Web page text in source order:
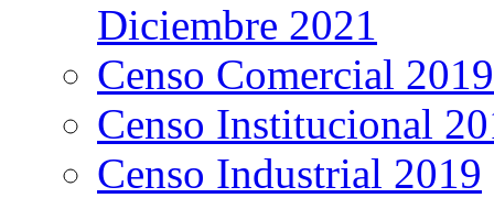
Diciembre 2021
Censo Comercial 2019
Censo Institucional
Censo Industrial 2019